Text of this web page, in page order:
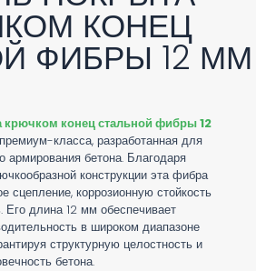
КОНЕЦ
ФИБРЫ 12 ММ
конец стальной фибры 12
класса, разработанная для
армирования бетона. Благодаря
конструкции эта фибра
сцепление, коррозионную стойкость
Его длина 12 мм обеспечивает
в широком диапазоне
структурную целостность и
бетона.
KO